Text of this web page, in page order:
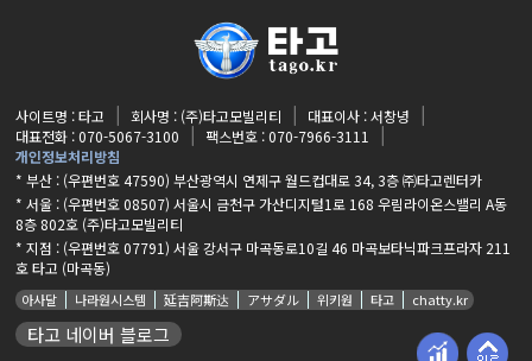
사이트명 : 타고 회사명 : (주)타고모빌리티
대표이사 : 서창녕
대표전화 : 070-5067-3100
팩스번호 : 070-7966-3111
개인정보처리방침
* 부산 : (우편번호 47590) 부산광역시 연제구 월드컵대로 34, 3층 ㈜타고렌터카
* 서울 : (우편번호 08507) 서울시 금천구 가산디지털1로 168 우림라이온스밸리 A동
8층 802호 (주)타고모빌리티
* 지점 : (우편번호 07791) 서울 강서구 마곡동로10길 46 마곡보타닉파크프라자 211
호 타고 (마곡동)
아사달 나라원시스템 延吉阿斯达 アサダル 위키원 타고 chatty.kr
타고 네이버 블로그